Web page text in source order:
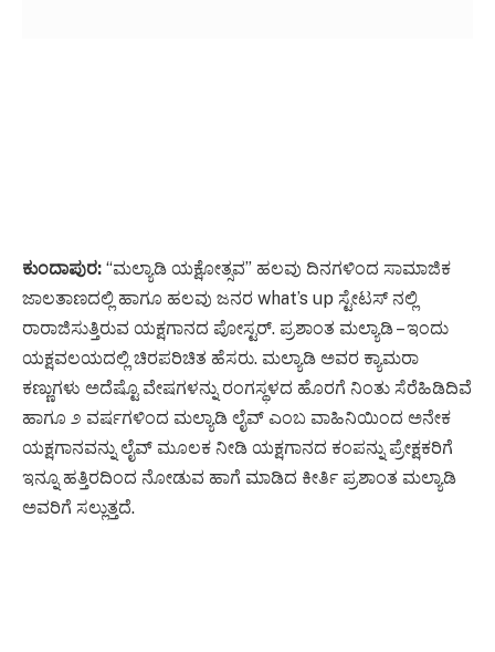
ಕುಂದಾಪುರ: “ಮಲ್ಯಾಡಿ ಯಕ್ಷೋತ್ಸವ” ಹಲವು ದಿನಗಳಿಂದ ಸಾಮಾಜಿಕ
ಜಾಲತಾಣದಲ್ಲಿ ಹಾಗೂ ಹಲವು ಜನರ what’s up ಸ್ಟೇಟಸ್ ನಲ್ಲಿ
ರಾರಾಜಿಸುತ್ತಿರುವ ಯಕ್ಷಗಾನದ ಪೋಸ್ಟರ್. ಪ್ರಶಾಂತ ಮಲ್ಯಾಡಿ – ಇಂದು
ಯಕ್ಷವಲಯದಲ್ಲಿ ಚಿರಪರಿಚಿತ ಹೆಸರು. ಮಲ್ಯಾಡಿ ಅವರ ಕ್ಯಾಮರಾ
ಕಣ್ಣುಗಳು ಅದೆಷ್ಟೊ ವೇಷಗಳನ್ನು ರಂಗಸ್ಥಳದ ಹೊರಗೆ ನಿಂತು ಸೆರೆಹಿಡಿದಿವೆ
ಹಾಗೂ ೨ ವರ್ಷಗಳಿಂದ ಮಲ್ಯಾಡಿ ಲೈವ್ ಎಂಬ ವಾಹಿನಿಯಿಂದ ಅನೇಕ
ಯಕ್ಷಗಾನವನ್ನು ಲೈವ್ ಮೂಲಕ ನೀಡಿ ಯಕ್ಷಗಾನದ ಕಂಪನ್ನು ಪ್ರೇಕ್ಷಕರಿಗೆ
ಇನ್ನೂ ಹತ್ತಿರದಿಂದ ನೋಡುವ ಹಾಗೆ ಮಾಡಿದ ಕೀರ್ತಿ ಪ್ರಶಾಂತ ಮಲ್ಯಾಡಿ
ಅವರಿಗೆ ಸಲ್ಲುತ್ತದೆ.